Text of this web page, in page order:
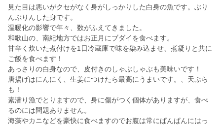
見た目は悪いがクセがなく身がしっかりした白身の魚です。ぶり
んぶりんした身です。
温暖化の影響で年々、数がふえてきました。
和歌山の、南紀地方ではお正月にブダイを食べます。
甘辛く炊いた煮付けを1日冷蔵庫で味を染み込ませ、煮凝りと共に
ご飯を食べます！
あっさりの白身なので、皮付きのしゃぶしゃぶも美味いです！
唐揚げはにんにく、生姜につけたら最高にうまいです。、天ぷら
も！
素潜り漁でとりますので、身に傷がつく個体がありますが、食べ
るのには問題ありません。
海藻やカニなどを豪快に食べますのでお腹は常にぱんぱんにはっ